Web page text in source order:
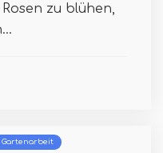
zu blühen,
Gartenarbeit